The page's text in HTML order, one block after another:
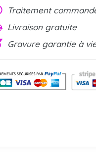
Traitement
Livraison gratuite
Gravure garantie à